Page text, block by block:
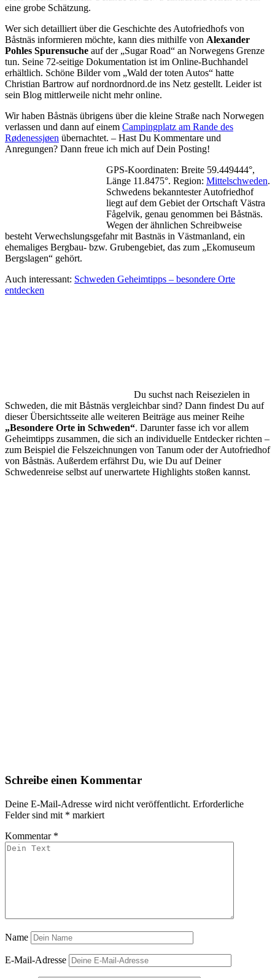
eine grobe Schätzung.
Wer sich detailliert über die Geschichte des Autofriedhofs von
Båstnäs informieren möchte, kann dies mithilfe von Alexander
Pohles Spurensuche auf der „Sugar Road“ an Norwegens Grenze
tun. Seine 72-seitige Dokumentation ist im Online-Buchhandel
erhältlich. Schöne Bilder vom „Wald der toten Autos“ hatte
Christian Bartrow auf nordnordnord.de ins Netz gestellt. Leider ist
sein Blog mittlerweile nicht mehr online.
Wir haben Båstnäs übrigens über die kleine Straße nach Norwegen
verlassen und dann auf einem Campingplatz am Rande des
Rødenessjøen übernachtet. – Hast Du Kommentare und
Anregungen? Dann freue ich mich auf Dein Posting!
GPS-Koordinaten: Breite 59.449444°,
Länge 11.8475°. Region: Mittelschweden.
Schwedens bekanntester Autofriedhof
liegt auf dem Gebiet der Ortschaft Västra
Fågelvik, genau genommen bei Båstnäs.
Wegen der ähnlichen Schreibweise
besteht Verwechslungsgefahr mit Bastnäs in Västmanland, ein
ehemaliges Bergbau- bzw. Grubengebiet, das zum „Ekomuseum
Bergslagen“ gehört.
Auch interessant: Schweden Geheimtipps – besondere Orte
entdecken
Du suchst nach Reisezielen in
Schweden, die mit Båstnäs vergleichbar sind? Dann findest Du auf
dieser Übersichtsseite alle weiteren Beiträge aus meiner Reihe
„Besondere Orte in Schweden“. Darunter fasse ich vor allem
Geheimtipps zusammen, die sich an individuelle Entdecker richten –
zum Beispiel die Felszeichnungen von Tanum oder der Autofriedhof
von Båstnäs. Außerdem erfährst Du, wie Du auf Deiner
Schwedenreise selbst auf unerwartete Highlights stoßen kannst.
Schreibe einen Kommentar
Deine E-Mail-Adresse wird nicht veröffentlicht. Erforderliche
Felder sind mit * markiert
Kommentar *
Name
E-Mail-Adresse